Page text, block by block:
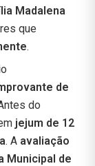
Madalena
que
.
de
do
jejum de 12
. A avaliação
Municipal de